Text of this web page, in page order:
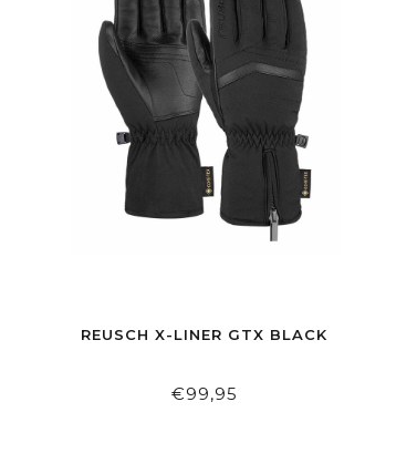
REUSCH X-LINER GTX BLACK
€99,95